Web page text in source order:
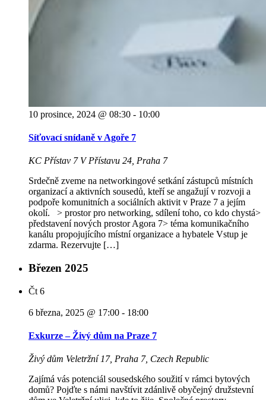
10 prosince, 2024 @ 08:30 - 10:00
Síťovací snídaně v Agoře 7
KC Přístav 7 V Přístavu 24, Praha 7
Srdečně zveme na networkingové setkání zástupců místních
organizací a aktivních sousedů, kteří se angažují v rozvoji a
podpoře komunitních a sociálních aktivit v Praze 7 a jejím
okolí. > prostor pro networking, sdílení toho, co kdo chystá>
představení nových prostor Agora 7> téma komunikačního
kanálu propojujícího místní organizace a hybatele Vstup je
zdarma. Rezervujte […]
Březen 2025
Čt 6
6 března, 2025 @ 17:00 - 18:00
Exkurze – Živý dům na Praze 7
Živý dům Veletržní 17, Praha 7, Czech Republic
Zajímá vás potenciál sousedského soužití v rámci bytových
domů? Pojďte s námi navštívit zdánlivě obyčejný družstevní